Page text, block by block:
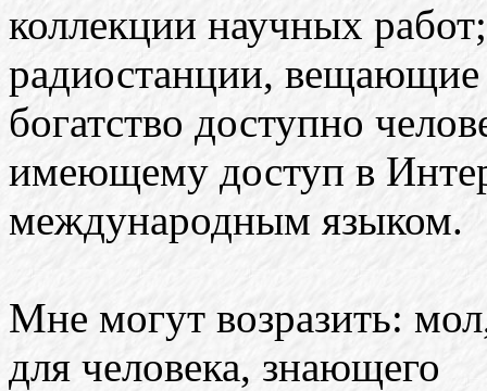
коллекции научных работ;
радиостанции, вещающие
богатство доступно
имеющему доступ в
международным языком.
Мне могут возразить:
для человека, знающего